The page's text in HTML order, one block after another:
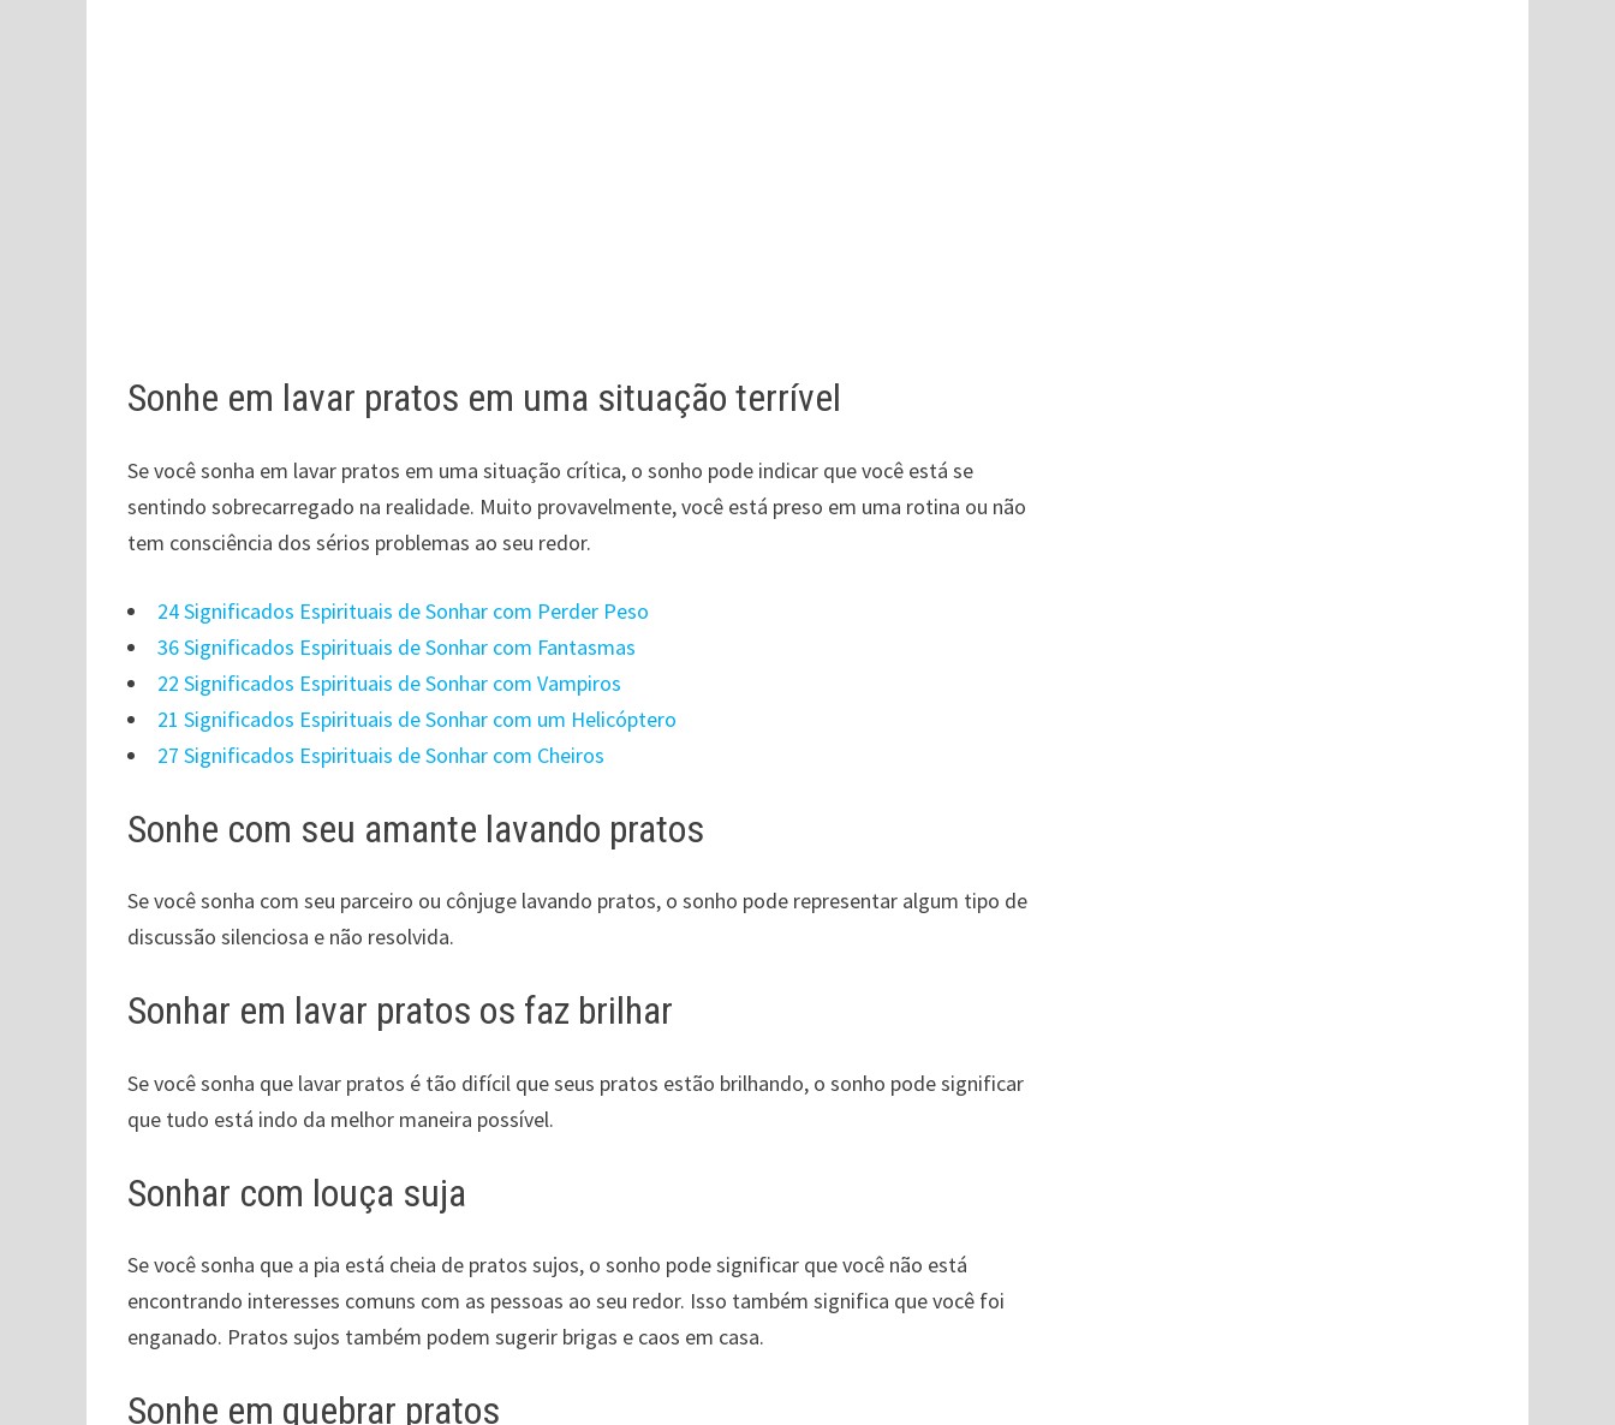
Sonhe em lavar pratos em uma situação terrível
Se você sonha em lavar pratos em uma situação crítica, o sonho pode indicar que você está se
sentindo sobrecarregado na realidade. Muito provavelmente, você está preso em uma rotina ou não
tem consciência dos sérios problemas ao seu redor.
24 Significados Espirituais de Sonhar com Perder Peso
36 Significados Espirituais de Sonhar com Fantasmas
22 Significados Espirituais de Sonhar com Vampiros
21 Significados Espirituais de Sonhar com um Helicóptero
27 Significados Espirituais de Sonhar com Cheiros
Sonhe com seu amante lavando pratos
Se você sonha com seu parceiro ou cônjuge lavando pratos, o sonho pode representar algum tipo de
discussão silenciosa e não resolvida.
Sonhar em lavar pratos os faz brilhar
Se você sonha que lavar pratos é tão difícil que seus pratos estão brilhando, o sonho pode significar
que tudo está indo da melhor maneira possível.
Sonhar com louça suja
Se você sonha que a pia está cheia de pratos sujos, o sonho pode significar que você não está
encontrando interesses comuns com as pessoas ao seu redor. Isso também significa que você foi
enganado. Pratos sujos também podem sugerir brigas e caos em casa.
Sonhe em quebrar pratos